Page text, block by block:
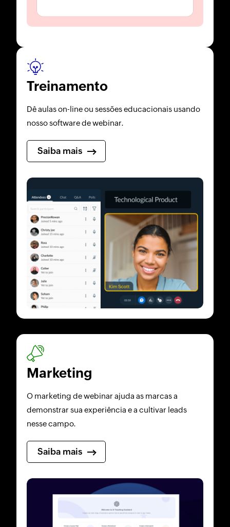
Treinamento
Dê aulas on-line ou sessões educacionais usando
nosso software de webinar.
Saiba mais
Marketing
O marketing de webinar ajuda as marcas a
demonstrar sua experiência e a cultivar leads
nesse campo.
Saiba mais